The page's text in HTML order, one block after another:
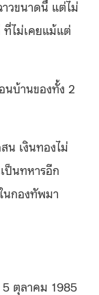
วขนาดนี้ แต่ไม่
ที่ไม่เคยแม้แต่
นบ้านของทั้ง 2
น เงินทองไม่
ป็นทหารอีก
นกองทัพมา
5 ตุลาคม 1985